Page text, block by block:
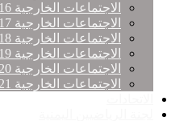
الاجتماعات الخارجية 2016م
الاجتماعات الخارجية 2017م
الاجتماعات الخارجية 2018م
الاجتماعات الخارجية 2019م
الاجتماعات الخارجية 2020م
الاجتماعات الخارجية 2021م